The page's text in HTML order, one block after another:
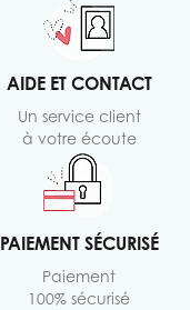
AIDE ET CONTACT
Un service client
à votre écoute
PAIEMENT SÉCURISÉ
Paiement
100% sécurisé